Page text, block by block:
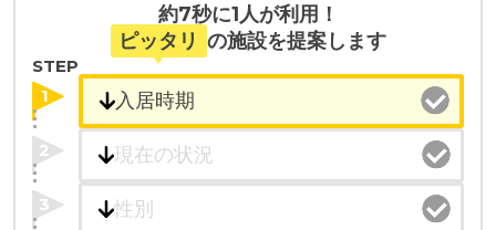
約7秒に1人が利用！
ピッタリ の施設を提案します
STEP
1
2
3